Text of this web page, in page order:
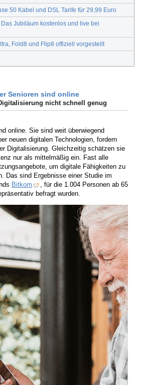
50 Kabel und DSL Tarife für 29,99 Euro
Jubiläum kostenlos und live bei
Fold8 und Flip8 offiziell vorgestellt
Senioren sind online
nicht schnell genug
online. Sie sind weit überwiegend
neuen digitalen Technologien, fordern
Digitalisierung. Gleichzeitig schätzen sie
nur als mittelmäßig ein. Fast alle
um digitale Fähigkeiten zu
Das sind Ergebnisse einer Studie im
Bitkom
, für die 1.004 Personen ab 65
befragt wurden.